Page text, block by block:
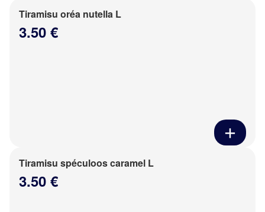
Tiramisu oréa nutella L
3.50 €
Tiramisu spéculoos caramel L
3.50 €